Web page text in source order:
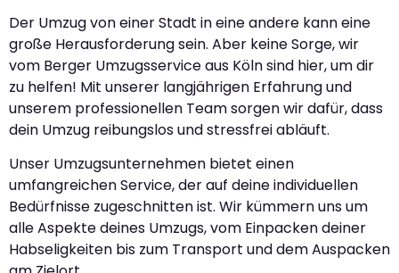
Der Umzug von einer Stadt in eine andere kann eine
große Herausforderung sein. Aber keine Sorge, wir
vom Berger Umzugsservice aus Köln sind hier, um dir
zu helfen! Mit unserer langjährigen Erfahrung und
unserem professionellen Team sorgen wir dafür, dass
dein Umzug reibungslos und stressfrei abläuft.
Unser Umzugsunternehmen bietet einen
umfangreichen Service, der auf deine individuellen
Bedürfnisse zugeschnitten ist. Wir kümmern uns um
alle Aspekte deines Umzugs, vom Einpacken deiner
Habseligkeiten bis zum Transport und dem Auspacken